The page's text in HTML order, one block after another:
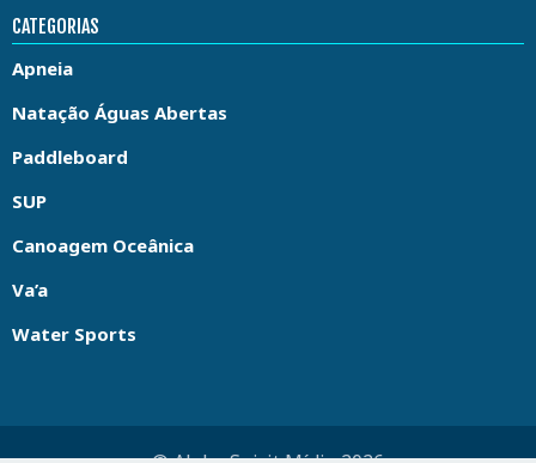
CATEGORIAS
Apneia
Natação Águas Abertas
Paddleboard
SUP
Canoagem Oceânica
Va’a
Water Sports